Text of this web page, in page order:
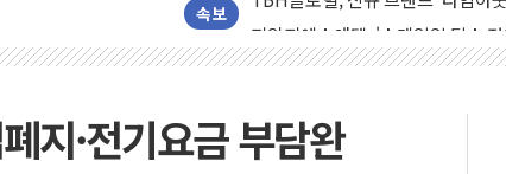
속보
피알지에스앤텍, '스케일업 팁스 정
토스증권, 누적 가입자 수 1000만
파인테크닉스, '넥센타이어 창녕
신한투자증권, 고객 투자비용 절감
지·전기요금 부담완